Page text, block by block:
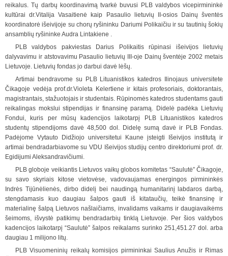
reikalus. Tų darbų koordinavimą tvarkė buvusi PLB valdybos vicepirmininkė
kultūrai dr.Vitalija Vasaitienė kaip Pasaulio lietuvių II-osios Dainų šventės
koordinatorė išeivijoje su chorų ryšininku Dariumi Polikaičiu ir su tautinių šokių
ansamblių ryšininke Audra Lintakiene .
PLB valdybos pakviestas Darius Polikaitis rūpinasi išeivijos lietuvių
dalyvavimu ir atstovavimu Pasaulio lietuvių III-oje Dainų šventėje 2002 metais
Lietuvoje. Lietuvių fondas jo darbui davė lėšų.
Artimai bendravome su PLB Lituanistikos katedros Ilinojaus universitete
Čikagoje vedėja prof.dr.Violeta Kelertiene ir kitais profesoriais, doktorantais,
magistrantais, stažuotojais ir studentais. Rūpinomės katedros studentams gauti
reikalingas mokslui stipendijas ir finansinę paramą. Didelė padėka Lietuvių
Fondui, kuris per mūsų kadencijos laikotarpį PLB Lituanistikos katedros
studentų stipendijoms davė 48,500 dol. Didelę sumą davė ir PLB Fondas.
Padėjome Vytauto Didžiojo universitetui Kaune įsteigti Išeivijos institutą ir
artimai bendradarbiavome su VDU Išeivijos studijų centro direktoriumi prof. dr.
Egidijumi Aleksandravičiumi.
PLB globoje veikiantis Lietuvos vaikų globos komitetas “Saulutė” Čikagoje,
su savo skyriais kitose vietovėse, vadovaujamas energingos pirmininkės
Indrės Tijūnėlienės, dirbo didelį bei naudingą humanitarinį labdaros darbą,
stengdamasis kuo daugiau šalpos gauti iš kitataučių, teikė finansinę ir
materialinę šalpą Lietuvos našlaičiams, invalidams vaikams ir daugiavaikėms
šeimoms, išvystė patikimų bendradarbių tinklą Lietuvoje. Per šios valdybos
kadencijos laikotarpį “Saulutė” šalpos reikalams surinko 251,451.27 dol. arba
daugiau 1 milijono litų.
PLB Visuomeninių reikalų komisijos pirmininkai Saulius Anužis ir Rimas